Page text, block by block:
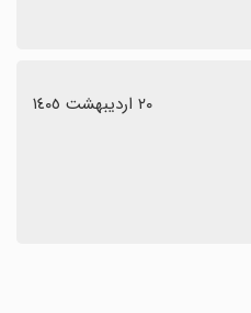
٢٠ اردیبهشت ١٤٠٥